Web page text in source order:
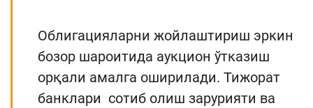
Облигацияларни жойлаштириш эркин
бозор шароитида аукцион ўтказиш
орқали амалга оширилади. Тижорат
банклари сотиб олиш зарурияти ва